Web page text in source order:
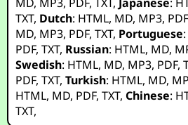
TXT, Dutch: HTML, MD, MP3, PDF
MD, MP3, PDF,TXT, Portuguese:
PDF,TXT, Russian: HTML, MD,
Swedish: HTML, MD, MP3, PDF,
PDF,TXT,Turkish: HTML, MD,
HTML, MD, PDF,TXT,Chinese:
TXT,